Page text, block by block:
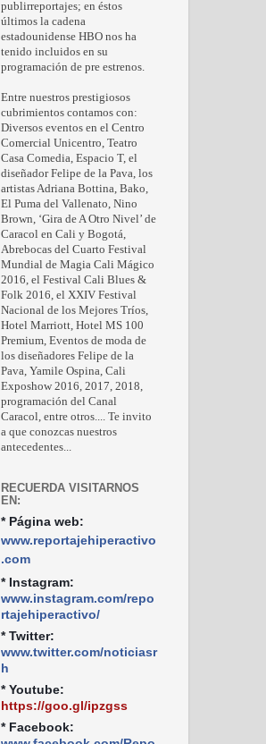
publirreportajes; en éstos
últimos la cadena
estadounidense HBO nos ha
tenido incluidos en su
programación de pre estrenos.
Entre nuestros prestigiosos
cubrimientos contamos con:
Diversos eventos en el Centro
Comercial Unicentro, Teatro
Casa Comedia, Espacio T, el
diseñador Felipe de la Pava, los
artistas Adriana Bottina, Bako,
El Puma del Vallenato, Nino
Brown, ‘Gira de A Otro Nivel’ de
Caracol en Cali y Bogotá,
Abrebocas del Cuarto Festival
Mundial de Magia Cali Mágico
2016, el Festival Cali Blues &
Folk 2016, el XXIV Festival
Nacional de los Mejores Tríos,
Hotel Marriott, Hotel MS 100
Premium, Eventos de moda de
los diseñadores Felipe de la
Pava, Yamile Ospina, Cali
Exposhow 2016, 2017, 2018,
programación del Canal
Caracol, entre otros.... Te invito
a que conozcas nuestros
antecedentes...
RECUERDA VISITARNOS
EN:
* Página web:
www.reportajehiperactivo
.com
* Instagram:
www.instagram.com/repo
rtajehiperactivo/
* Twitter:
www.twitter.com/noticiasr
h
* Youtube:
https://goo.gl/ipzgss
* Facebook: